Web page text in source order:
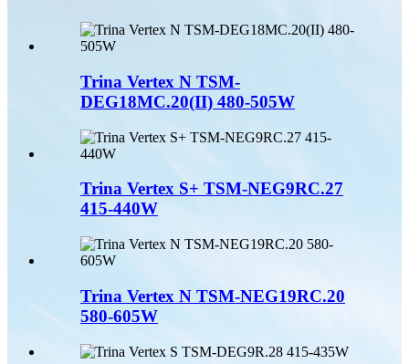
Trina Vertex N TSM-
DEG18MC.20(II) 480-505W
Trina Vertex S+ TSM-NEG9RC.27
415-440W
Trina Vertex N TSM-NEG19RC.20
580-605W